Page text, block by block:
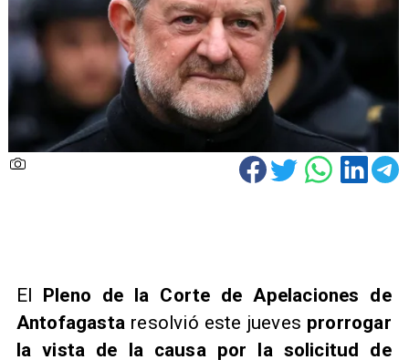
​El Pleno de la Corte de Apelaciones de
Antofagasta resolvió este jueves prorrogar
la vista de la causa por la solicitud de